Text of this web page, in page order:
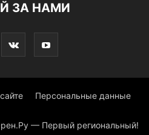
ЗА НАМИ
Персональные данные
— Первый региональный!